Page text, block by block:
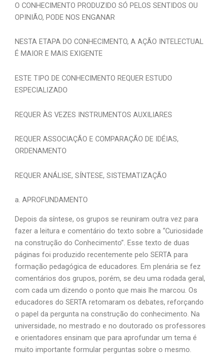
O CONHECIMENTO PRODUZIDO SÓ PELOS SENTIDOS OU
OPINIÃO, PODE NOS ENGANAR
NESTA ETAPA DO CONHECIMENTO, A AÇÃO INTELECTUAL
É MAIOR E MAIS EXIGENTE
ESTE TIPO DE CONHECIMENTO REQUER ESTUDO
ESPECIALIZADO
REQUER ÀS VEZES INSTRUMENTOS AUXILIARES
REQUER ASSOCIAÇÃO E COMPARAÇÃO DE IDÉIAS,
ORDENAMENTO
REQUER ANÁLISE, SÍNTESE, SISTEMATIZAÇÃO
a. APROFUNDAMENTO
Depois da síntese, os grupos se reuniram outra vez para
fazer a leitura e comentário do texto sobre a “Curiosidade
na construção do Conhecimento”. Esse texto de duas
páginas foi produzido recentemente pelo SERTA para
formação pedagógica de educadores. Em plenária se fez
comentários dos grupos, porém, se deu uma rodada geral,
com cada um dizendo o ponto que mais lhe marcou. Os
educadores do SERTA retomaram os debates, reforçando
o papel da pergunta na construção do conhecimento. Na
universidade, no mestrado e no doutorado os professores
e orientadores ensinam que para aprofundar um tema é
muito importante formular perguntas sobre o mesmo.